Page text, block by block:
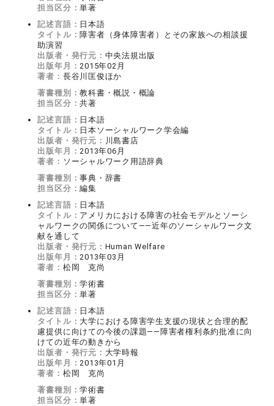
担当区分：単著
記述言語： 日本語
タイトル： 障害者（身体障害者）とその家族への相談援
助演習
出版者・発行元： 中央法規出版
出版年月：2015年02月
著者： 長谷川匡俊ほか
著書種別：教科書・概説・概論
担当区分：共著
記述言語： 日本語
タイトル： 日本ソーシャルワーク学会編
出版者・発行元： 川島書店
出版年月：2013年06月
著者： ソーシャルワーク用語辞典
著書種別：事典・辞書
担当区分：編集
記述言語： 日本語
タイトル： アメリカにおける障害の社会モデルとソーシ
ャルワークの関係について――近年のソーシャルワーク文
献を通して
出版者・発行元： Human Welfare
出版年月：2013年03月
著者： 松岡 克尚
著書種別：学術書
担当区分：単著
記述言語： 日本語
タイトル： 大学における障害学生支援の現状と合理的配
慮提供に向けての今後の課題――障害者権利条約批准に向
けての近年の動きから
出版者・発行元： 大学時報
出版年月：2013年01月
著者： 松岡 克尚
著書種別：学術書
担当区分：単著